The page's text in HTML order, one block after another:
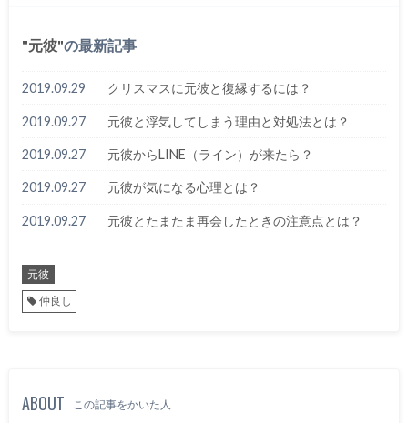
元彼 の最新記事
2019.09.29 クリスマスに元彼と復縁するには？
2019.09.27 元彼と浮気してしまう理由と対処法とは？
2019.09.27 元彼からLINE（ライン）が来たら？
2019.09.27 元彼が気になる心理とは？
2019.09.27 元彼とたまたま再会したときの注意点とは？
元彼
仲良し
ABOUT この記事をかいた人